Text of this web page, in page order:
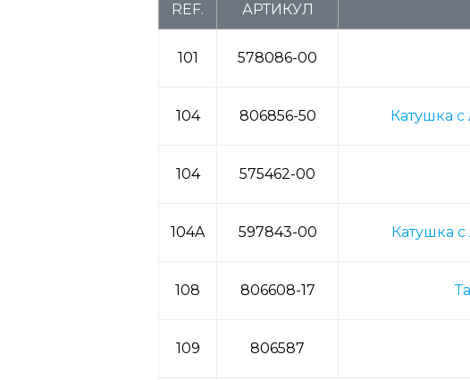
REF. АРТИКУЛ
101 578086-00
104 806856-50 Катушка
104 575462-00
104A 597843-00 Катушка
108 806608-17
109 806587